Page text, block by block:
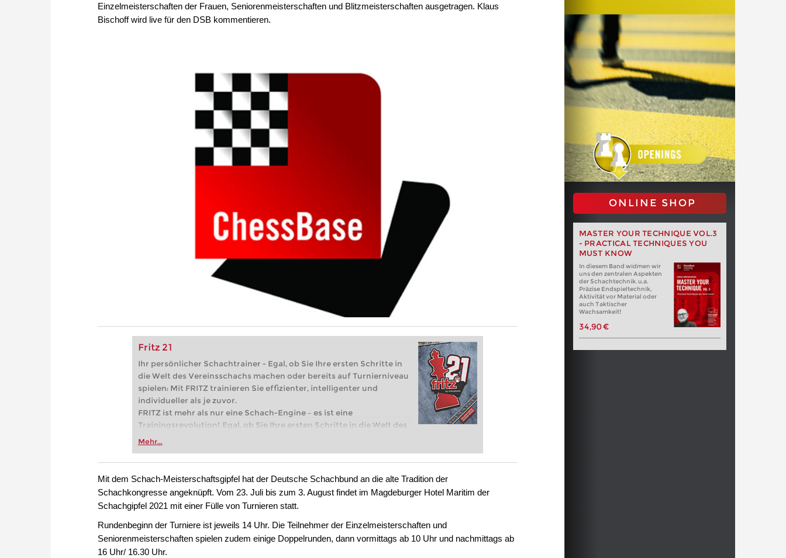
Einzelmeisterschaften der Frauen, Seniorenmeisterschaften und Blitzmeisterschaften ausgetragen. Klaus
Bischoff wird live für den DSB kommentieren.
Fritz 21
Ihr persönlicher Schachtrainer - Egal, ob Sie Ihre ersten Schritte in
die Welt des Vereinsschachs machen oder bereits auf Turnierniveau
spielen: Mit FRITZ trainieren Sie effizienter, intelligenter und
individueller als je zuvor.
FRITZ ist mehr als nur eine Schach-Engine – es ist eine
Trainingsrevolution! Egal, ob Sie Ihre ersten Schritte in die Welt des
Vereinsschachs machen oder bereits auf Turnierniveau spielen: Mit
zuvor.
Mehr...
ONLINE SHOP
MASTER YOUR TECHNIQUE VOL.3
- PRACTICAL TECHNIQUES YOU
MUST KNOW
In diesem Band widmen wir
uns den zentralen Aspekten
der Schachtechnik. u.a.
Präzise Endspieltechnik,
Aktivität vor Material oder
auch Taktischer
Wachsamkeit!
34,90 €
Mit dem Schach-Meisterschaftsgipfel hat der Deutsche Schachbund an die alte Tradition der
Schachkongresse angeknüpft. Vom 23. Juli bis zum 3. August findet im Magdeburger Hotel Maritim der
Schachgipfel 2021 mit einer Fülle von Turnieren statt.
Rundenbeginn der Turniere ist jeweils 14 Uhr. Die Teilnehmer der Einzelmeisterschaften und
Seniorenmeisterschaften spielen zudem einige Doppelrunden, dann vormittags ab 10 Uhr und nachmittags ab
16 Uhr/ 16.30 Uhr.